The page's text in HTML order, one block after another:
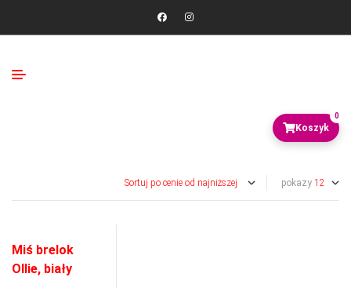
0
pokazy
Miś brelok
Ollie, biały